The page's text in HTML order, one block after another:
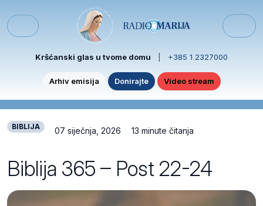
Menu
Kršćanski glas u tvome domu +385 1 2327000
Arhiv emisija Donirajte Video stream
BIBLIJA 07 siječnja, 2026 13 minute čitanja
Biblija 365 – Post 22-24